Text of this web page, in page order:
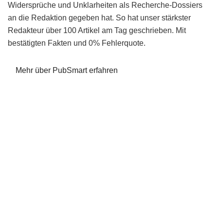
Widersprüche und Unklarheiten als Recherche-Dossiers
an die Redaktion gegeben hat. So hat unser stärkster
Redakteur über 100 Artikel am Tag geschrieben. Mit
bestätigten Fakten und 0% Fehlerquote.
Mehr über PubSmart erfahren